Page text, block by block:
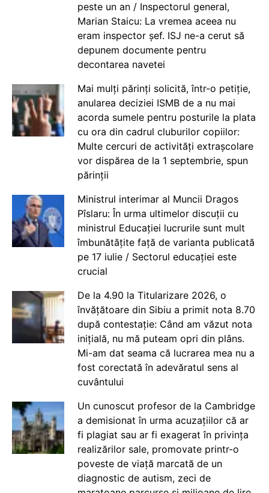
peste un an / Inspectorul general,
Marian Staicu: La vremea aceea nu
eram inspector șef. ISJ ne-a cerut să
depunem documente pentru
decontarea navetei
Mai mulți părinți solicită, într-o petiție,
anularea deciziei ISMB de a nu mai
acorda sumele pentru posturile la plata
cu ora din cadrul cluburilor copiilor:
Multe cercuri de activități extrașcolare
vor dispărea de la 1 septembrie, spun
părinții
Ministrul interimar al Muncii Dragos
Pîslaru: În urma ultimelor discuții cu
ministrul Educației lucrurile sunt mult
îmbunătățite față de varianta publicată
pe 17 iulie / Sectorul educației este
crucial
De la 4.90 la Titularizare 2026, o
învățătoare din Sibiu a primit nota 8.70
după contestație: Când am văzut nota
inițială, nu mă puteam opri din plâns.
Mi-am dat seama că lucrarea mea nu a
fost corectată în adevăratul sens al
cuvântului
Un cunoscut profesor de la Cambridge
a demisionat în urma acuzațiilor că ar
fi plagiat sau ar fi exagerat în privința
realizărilor sale, promovate printr-o
poveste de viață marcată de un
diagnostic de autism, zeci de